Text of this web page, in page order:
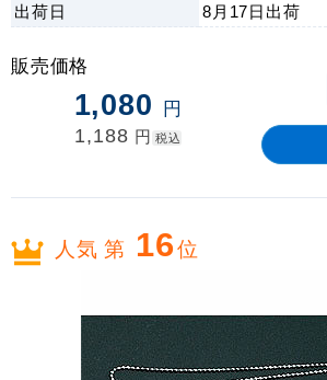
出荷日 8月17日 出荷
販売価格
1,080 円
1,188 円 税込
人気 第 16位